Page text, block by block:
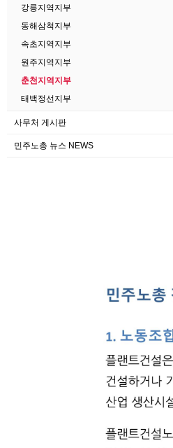
강릉지역지부
동해삼척지부
속초지역지부
원주지역지부
춘천지역지부
태백정선지부
사무처 게시판
민주노총 뉴스 NEWS